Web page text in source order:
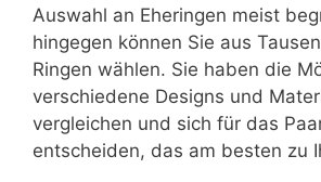
Auswahl an Eheringen meist
hingegen können Sie aus
Ringen wählen. Sie haben die
verschiedene Designs und
vergleichen und sich für das
entscheiden, das am besten zu